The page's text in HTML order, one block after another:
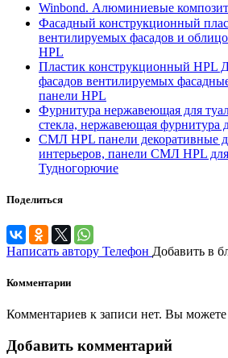
Winbond. Алюминиевые
Фасадный конструкционный
вентилируемых фасадов и
HPL
Пластик конструкционный HPL
фасадов вентилируемых
панели HPL
Фурнитура нержавеющая для
стекла, нержавеющая фурнитура
СМЛ HPL панели декоративные
интерьеров, панели СМЛ HPL
Тудногорючие
Поделиться
Написать автору Телефон Добавить в
Комментарии
Комментариев к записи нет. Вы
Добавить комментарий